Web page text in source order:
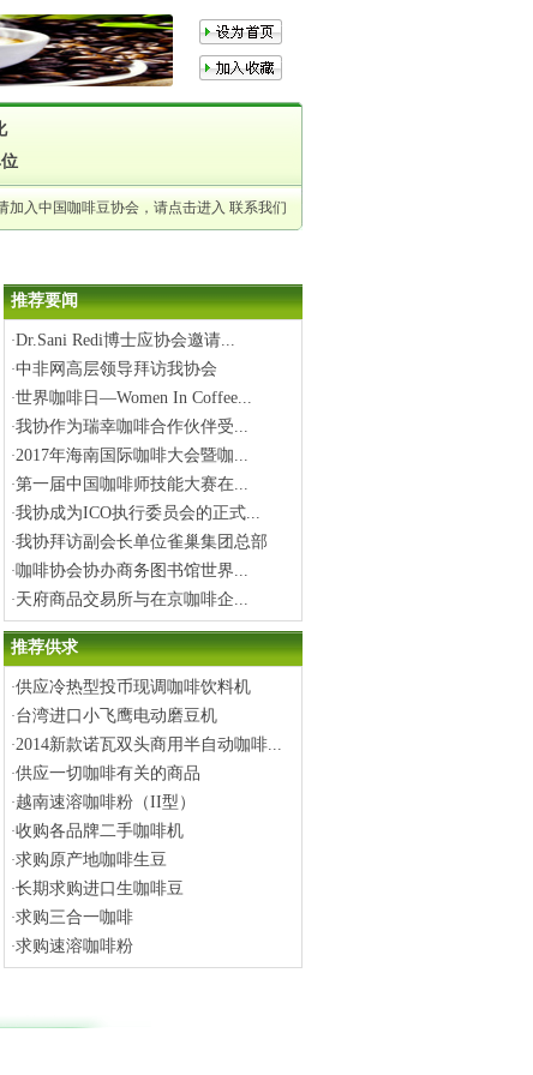
加入中国咖啡豆协会，请点击进入 联系我们
推荐要闻
·Dr.Sani Redi博士应协会邀请...
·中非网高层领导拜访我协会
·世界咖啡日—Women In Coffee...
·我协作为瑞幸咖啡合作伙伴受...
·2017年海南国际咖啡大会暨咖...
·第一届中国咖啡师技能大赛在...
·我协成为ICO执行委员会的正式...
·我协拜访副会长单位雀巢集团总部
·咖啡协会协办商务图书馆世界...
·天府商品交易所与在京咖啡企...
推荐供求
·供应冷热型投币现调咖啡饮料机
·台湾进口小飞鹰电动磨豆机
·2014新款诺瓦双头商用半自动咖啡...
·供应一切咖啡有关的商品
·越南速溶咖啡粉（II型）
·收购各品牌二手咖啡机
·求购原产地咖啡生豆
·长期求购进口生咖啡豆
·求购三合一咖啡
·求购速溶咖啡粉